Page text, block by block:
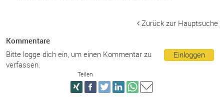
Zurück zur Hauptsuche
Kommentare
Einloggen
Bitte logge dich ein, um einen Kommentar zu
verfassen.
Teilen